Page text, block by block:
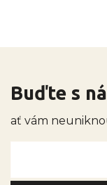
Buďte s
ať vám